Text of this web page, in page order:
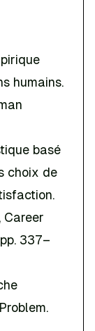
humains.
basé
choix de
Career
337–
.